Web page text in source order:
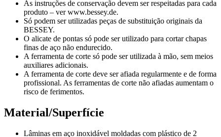
As instruções de conservação devem ser respeitadas para cada
produto – ver www.bessey.de.
Só podem ser utilizadas peças de substituição originais da
BESSEY.
O alicate de pontas só pode ser utilizado para cortar chapas
finas de aço não endurecido.
A ferramenta de corte só pode ser utilizada à mão, sem meios
auxiliares adicionais.
A ferramenta de corte deve ser afiada regularmente e de forma
profissional. As ferramentas de corte não afiadas aumentam o
risco de ferimentos.
Material/Superfície
Lâminas em aço inoxidável moldadas com plástico de 2